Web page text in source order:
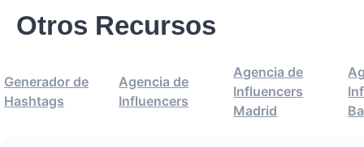
Otros Recursos
Generador de
Hashtags
Agencia de
Influencers
Agencia de
Influencers
Madrid